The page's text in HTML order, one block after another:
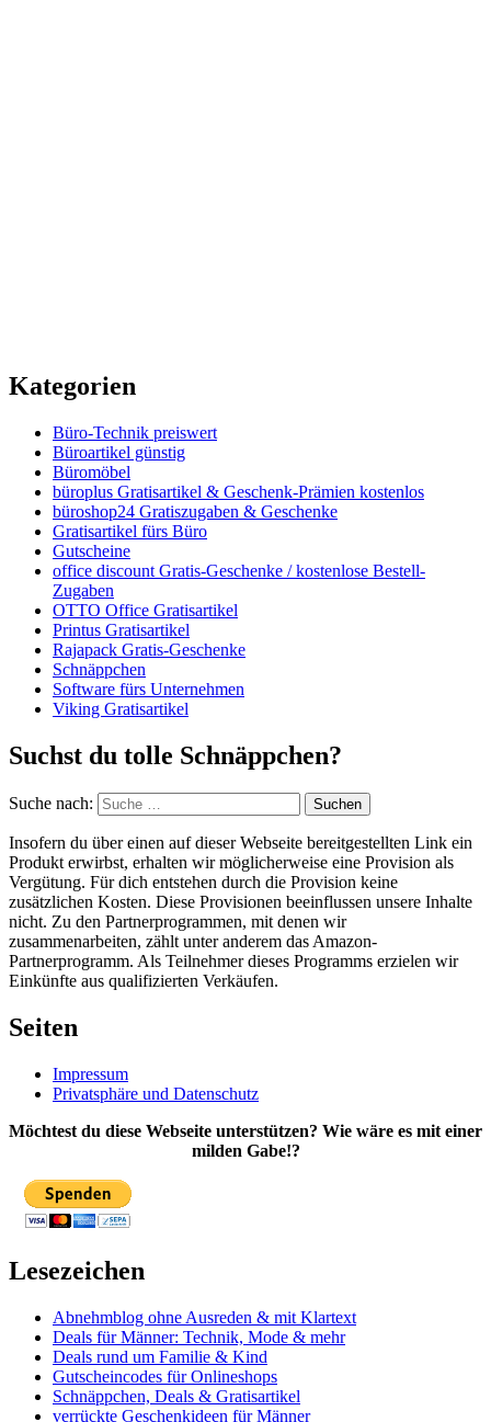
Kategorien
Büro-Technik preiswert
Büroartikel günstig
Büromöbel
büroplus Gratisartikel & Geschenk-Prämien kostenlos
büroshop24 Gratiszugaben & Geschenke
Gratisartikel fürs Büro
Gutscheine
office discount Gratis-Geschenke / kostenlose Bestell-
Zugaben
OTTO Office Gratisartikel
Printus Gratisartikel
Rajapack Gratis-Geschenke
Schnäppchen
Software fürs Unternehmen
Viking Gratisartikel
Suchst du tolle Schnäppchen?
Suche nach: Suchen
Insofern du über einen auf dieser Webseite bereitgestellten Link ein
Produkt erwirbst, erhalten wir möglicherweise eine Provision als
Vergütung. Für dich entstehen durch die Provision keine
zusätzlichen Kosten. Diese Provisionen beeinflussen unsere Inhalte
nicht. Zu den Partnerprogrammen, mit denen wir
zusammenarbeiten, zählt unter anderem das Amazon-
Partnerprogramm. Als Teilnehmer dieses Programms erzielen wir
Einkünfte aus qualifizierten Verkäufen.
Seiten
Impressum
Privatsphäre und Datenschutz
Möchtest du diese Webseite unterstützen? Wie wäre es mit einer
milden Gabe!?
Lesezeichen
Abnehmblog ohne Ausreden & mit Klartext
Deals für Männer: Technik, Mode & mehr
Deals rund um Familie & Kind
Gutscheincodes für Onlineshops
Schnäppchen, Deals & Gratisartikel
verrückte Geschenkideen für Männer